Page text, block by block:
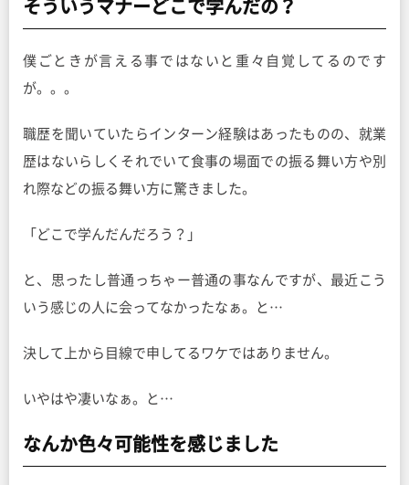
そういうマナーどこで学んだの？
僕ごときが言える事ではないと重々自覚してるのです
が。。。
職歴を聞いていたらインターン経験はあったものの、就業
歴はないらしくそれでいて食事の場面での振る舞い方や別
れ際などの振る舞い方に驚きました。
「どこで学んだんだろう？」
と、思ったし普通っちゃー普通の事なんですが、最近こう
いう感じの人に会ってなかったなぁ。と…
決して上から目線で申してるワケではありません。
いやはや凄いなぁ。と…
なんか色々可能性を感じました